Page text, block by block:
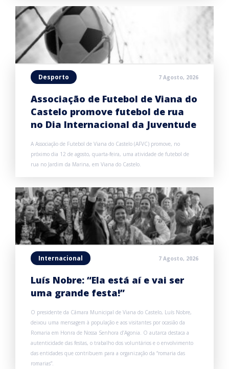
Desporto 7 Agosto, 2026
Associação de Futebol de Viana do
Castelo promove futebol de rua
no Dia Internacional da Juventude
A Associação de Futebol de Viana do Castelo (AFVC) promove, no
próximo dia 12 de agosto, quarta-feira, uma atividade de futebol de
rua no Jardim da Marina, em Viana do Castelo.
Internacional 7 Agosto, 2026
Luís Nobre: “Ela está aí e vai ser
uma grande festa!”
O presidente da Câmara Municipal de Viana do Castelo, Luís Nobre,
deixou uma mensagem à população e aos visitantes por ocasião da
Romaria em Honra de Nossa Senhora d’Agonia. O autarca destaca a
autenticidade das festas, o trabalho dos voluntários e o envolvimento
das entidades que contribuem para a organização da “romaria das
romarias”.